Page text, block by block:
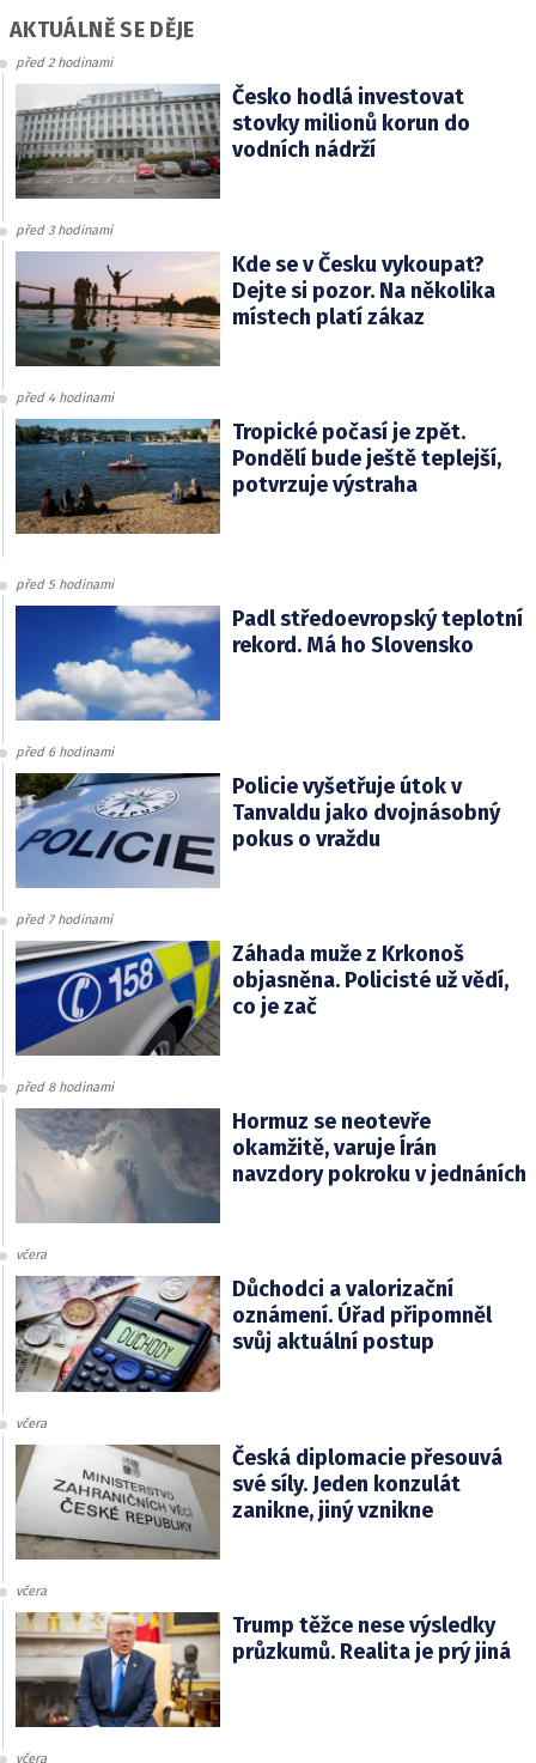
AKTUÁLNĚ SE DĚJE
před 2 hodinami
Česko hodlá investovat
stovky milionů korun do
vodních nádrží
před 3 hodinami
Kde se v Česku vykoupat?
Dejte si pozor. Na několika
místech platí zákaz
před 4 hodinami
Tropické počasí je zpět.
Pondělí bude ještě teplejší,
potvrzuje výstraha
před 5 hodinami
Padl středoevropský teplotní
rekord. Má ho Slovensko
před 6 hodinami
Policie vyšetřuje útok v
Tanvaldu jako dvojnásobný
pokus o vraždu
před 7 hodinami
Záhada muže z Krkonoš
objasněna. Policisté už vědí,
co je zač
před 8 hodinami
Hormuz se neotevře
okamžitě, varuje Írán
navzdory pokroku v jednáních
včera
Důchodci a valorizační
oznámení. Úřad připomněl
svůj aktuální postup
včera
Česká diplomacie přesouvá
své síly. Jeden konzulát
zanikne, jiný vznikne
včera
Trump těžce nese výsledky
průzkumů. Realita je prý jiná
včera